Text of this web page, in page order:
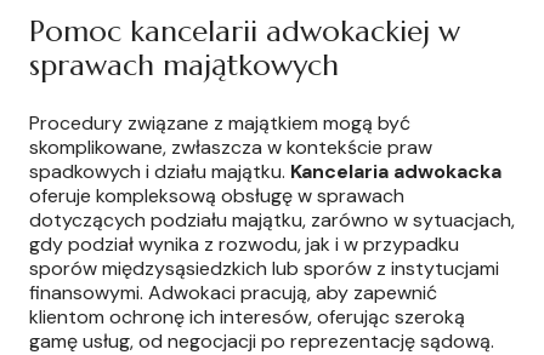
Pomoc kancelarii adwokackiej w
sprawach majątkowych
Procedury związane z majątkiem mogą być
skomplikowane, zwłaszcza w kontekście praw
spadkowych i działu majątku. Kancelaria adwokacka
oferuje kompleksową obsługę w sprawach
dotyczących podziału majątku, zarówno w sytuacjach,
gdy podział wynika z rozwodu, jak i w przypadku
sporów międzysąsiedzkich lub sporów z instytucjami
finansowymi. Adwokaci pracują, aby zapewnić
klientom ochronę ich interesów, oferując szeroką
gamę usług, od negocjacji po reprezentację sądową.